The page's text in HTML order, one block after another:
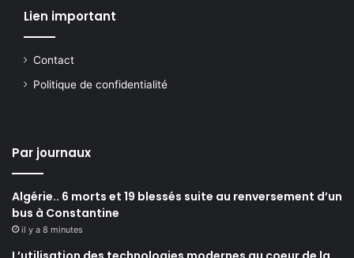
Lien important
Contact
Politique de confidentialité
Par journaux
Algérie.. 6 morts et 19 blessés suite au renversement d’un
bus à Constantine
il y a 8 minutes